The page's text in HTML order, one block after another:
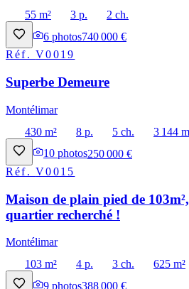
55 m²
3 p.
2 ch.
6 photos740 000 €
Réf.V0019
Superbe Demeure
Montélimar
430 m²
8 p. 5 ch.
3 144
10 photos250 000 €
Réf.V0015
Maison de plain pied de
quartier recherché !
Montélimar
103 m²
4 p. 3 ch.
625 m²
9 photos388 000 €